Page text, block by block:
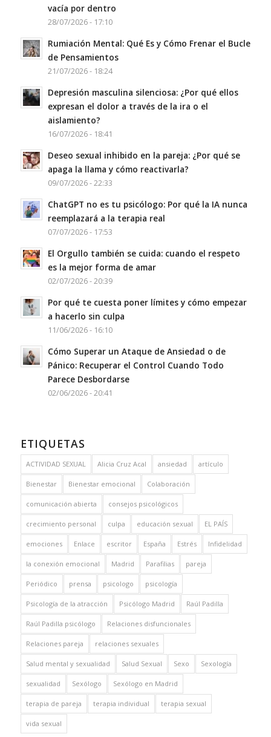
vacía por dentro
28/07/2026 - 17:10
Rumiación Mental: Qué Es y Cómo Frenar el Bucle
de Pensamientos
21/07/2026 - 18:24
Depresión masculina silenciosa: ¿Por qué ellos
expresan el dolor a través de la ira o el
aislamiento?
16/07/2026 - 18:41
Deseo sexual inhibido en la pareja: ¿Por qué se
apaga la llama y cómo reactivarla?
09/07/2026 - 22:33
ChatGPT no es tu psicólogo: Por qué la IA nunca
reemplazará a la terapia real
07/07/2026 - 17:53
El Orgullo también se cuida: cuando el respeto
es la mejor forma de amar
02/07/2026 - 20:39
Por qué te cuesta poner límites y cómo empezar
a hacerlo sin culpa
11/06/2026 - 16:10
Cómo Superar un Ataque de Ansiedad o de
Pánico: Recuperar el Control Cuando Todo
Parece Desbordarse
02/06/2026 - 20:41
ETIQUETAS
ACTIVIDAD SEXUAL Alicia Cruz Acal ansiedad artículo
Bienestar Bienestar emocional Colaboración
comunicación abierta consejos psicológicos
crecimiento personal culpa educación sexual EL PAÍS
emociones Enlace escritor España Estrés Infidelidad
la conexión emocional Madrid Parafilias pareja
Periódico prensa psicologo psicología
Psicología de la atracción Psicólogo Madrid Raúl Padilla
Raúl Padilla psicólogo Relaciones disfuncionales
Relaciones pareja relaciones sexuales
Salud mental y sexualidad Salud Sexual Sexo Sexología
sexualidad Sexólogo Sexólogo en Madrid
terapia de pareja terapia individual terapia sexual
vida sexual